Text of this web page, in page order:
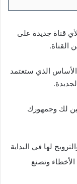
إنجاز لأي قناة جديدة على
القناة.
حجر الأساس الذي ستعتمد
لك وجمهورك
لها في البداية
وتصنع